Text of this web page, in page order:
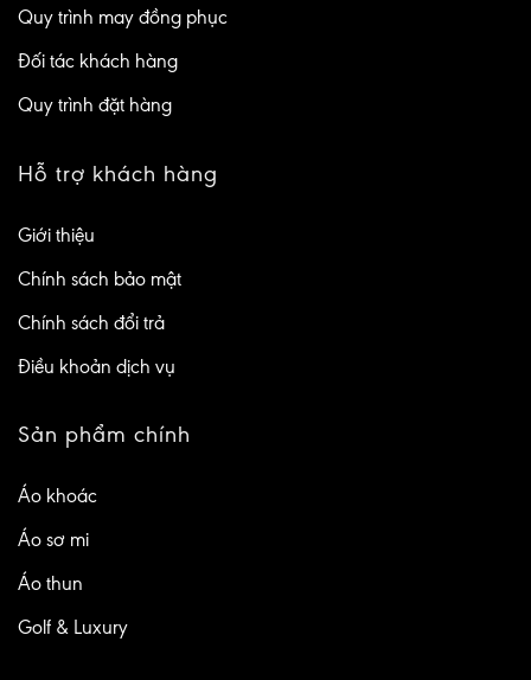
Quy trình may đồng phục
Đối tác khách hàng
Quy trình đặt hàng
Hỗ trợ khách hàng
Giới thiệu
Chính sách bảo mật
Chính sách đổi trả
Điều khoản dịch vụ
Sản phẩm chính
Áo khoác
Áo sơ mi
Áo thun
Golf & Luxury